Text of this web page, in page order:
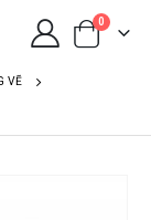
0
VẼ